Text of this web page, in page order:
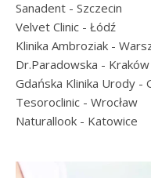
Sanadent - Szczecin
Velvet Clinic - Łódź
Klinika Ambroziak -
Dr.Paradowska - Kraków
Gdańska Klinika Urody -
Tesoroclinic - Wrocław
Naturallook - Katowice